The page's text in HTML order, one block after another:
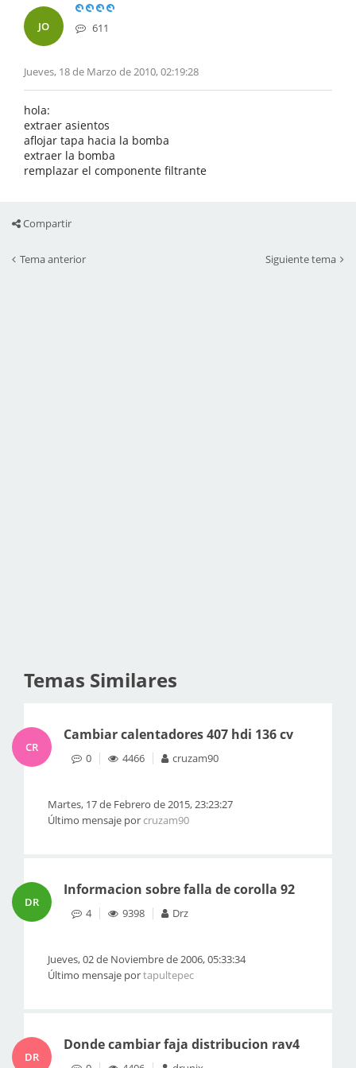
JO 611
Jueves, 18 de Marzo de 2010, 02:19:28
hola:
extraer asientos
aflojar tapa hacia la bomba
extraer la bomba
remplazar el componente filtrante
Compartir
Tema anterior Siguiente tema
Temas Similares
CR
Cambiar calentadores 407 hdi 136 cv
0 4466 cruzam90
Martes, 17 de Febrero de 2015, 23:23:27
Último mensaje porcruzam90
DR
Informacion sobre falla de corolla 92
4 9398 Drz
Jueves, 02 de Noviembre de 2006, 05:33:34
Último mensaje portapultepec
DR
Donde cambiar faja distribucion rav4